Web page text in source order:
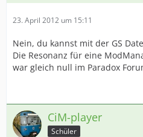
23. April 2012 um 15:11
Nein, du kannst mit der GS
Die Resonanz für eine
war gleich null im Paradox
CiM-player
Schüler